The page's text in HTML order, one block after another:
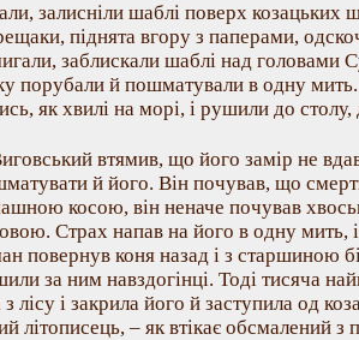
залисніли шаблі поверх козацьких
піднята вгору з паперами,
заблискали шаблі над
порубали й пошматували в одну мить.
як хвилі на морі, і рушили до
втямив, що його замір не
й його. Він почував, що
косою, він неначе почував
Страх напав на його в одну мить,
повернув коня назад і з старшиною
за ним навздогінці. Тоді тисяча
лісу і закрила його й заступила од
літописець, – як втікає обсмалений з